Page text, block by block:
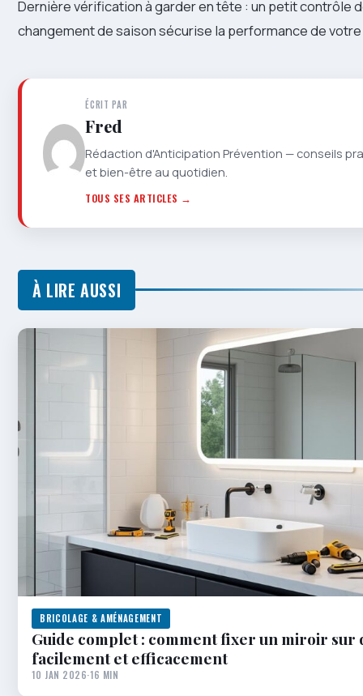
Dernière vérification à garder en tête : un petit contrôle
changement de saison sécurise la performance de votre
ÉCRIT PAR
Fred
Rédaction d'Anticipation Prévention — conseils
et bien-être au quotidien.
TOUS SES ARTICLES →
À LIRE AUSSI
BRICOLAGE & AMÉNAGEMENT
Guide complet : comment fixer un miroir sur
facilement et efficacement
10 JAN 2026·16 MIN